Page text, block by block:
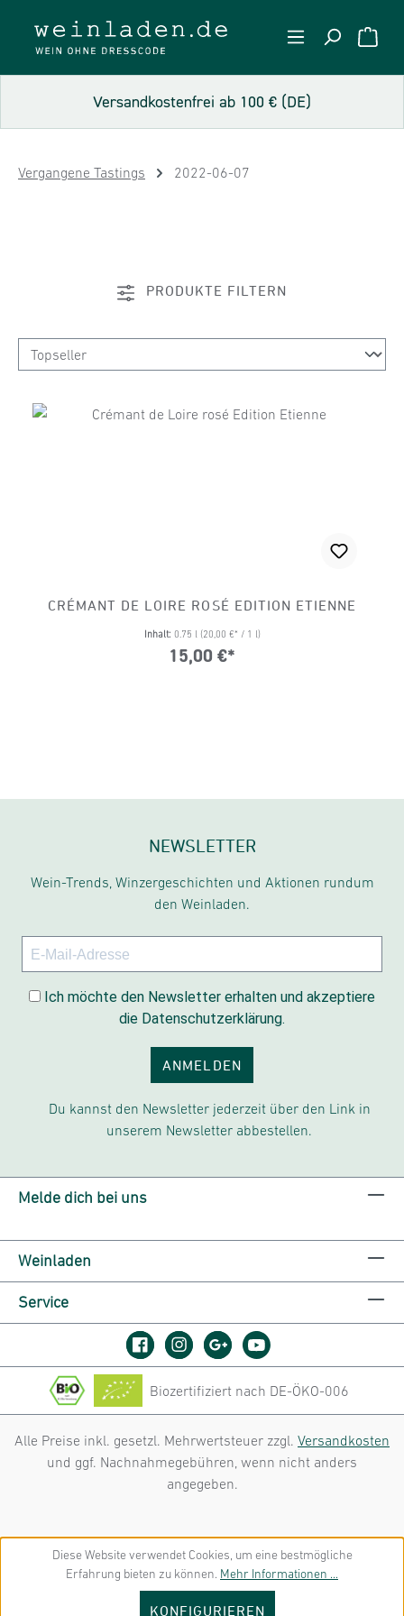
Zum Hauptinhalt springen
Versandkostenfrei ab 100 € (DE)
Vergangene Tastings 2022-06-07
PRODUKTE FILTERN
CRÉMANT DE LOIRE ROSÉ EDITION ETIENNE
Inhalt: 0.75 l (20,00 €* / 1 l)
15,00 €*
NEWSLETTER
Wein-Trends, Winzergeschichten und Aktionen rundum
den Weinladen.
Ich möchte den Newsletter erhalten und akzeptiere
die Datenschutzerklärung.
ANMELDEN
Du kannst den Newsletter jederzeit über den Link in
unserem Newsletter abbestellen.
Melde dich bei uns
Weinladen
Service
Biozertifiziert nach DE-ÖKO-006
Alle Preise inkl. gesetzl. Mehrwertsteuer zzgl. Versandkosten
und ggf. Nachnahmegebühren, wenn nicht anders
angegeben.
Diese Website verwendet Cookies, um eine bestmögliche
Erfahrung bieten zu können. Mehr Informationen ...
KONFIGURIEREN